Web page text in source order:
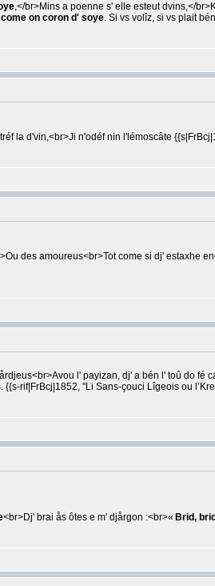
,</br>Mins a poenne s' elle esteut dvins,</
come on coron d' soye. Si vs volîz, si vs plait
la d'vin,<br>Ji n'odéf nin l'lémoscâte
des amoureus<br>Tot come si dj' estaxhe
l' payizan, dj' a bén l' toû do fé
rif|FrBcj|1852, ''Li Sans-çouci Lîgeois ou
<br>Dj' brai ås ôtes e m' djårgon :<br>« Brid, brid